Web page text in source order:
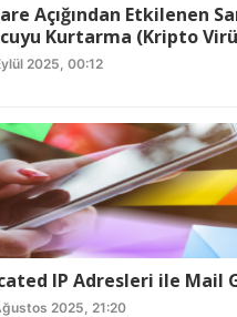
Açığından Etkilenen
Kurtarma (Kripto
2025, 00:12
IP Adresleri ile Mail
2025, 21:20